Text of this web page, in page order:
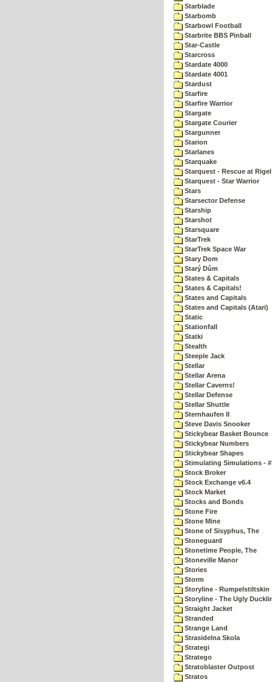
Starblade
Starbomb
Starbowl Football
Starbrite BBS Pinball
Star-Castle
Starcross
Stardate 4000
Stardate 4001
Stardust
Starfire
Starfire Warrior
Stargate
Stargate Courier
Stargunner
Starion
Starlanes
Starquake
Starquest - Rescue at Rigel
Starquest - Star Warrior
Stars
Starsector Defense
Starship
Starshot
Starsquare
StarTrek
StarTrek Space War
Stary Dom
Starý Dům
States & Capitals
States & Capitals!
States and Capitals
States and Capitals (Atari)
Static
Stationfall
Statki
Stealth
Steeple Jack
Stellar
Stellar Arena
Stellar Caverns!
Stellar Defense
Stellar Shuttle
Sternhaufen II
Steve Davis Snooker
Stickybear Basket Bounce
Stickybear Numbers
Stickybear Shapes
Stimulating Simulations -
Stock Broker
Stock Exchange v6.4
Stock Market
Stocks and Bonds
Stone Fire
Stone Mine
Stone of Sisyphus, The
Stoneguard
Stonetime People, The
Stoneville Manor
Stories
Storm
Storyline - Rumpelstiltskin
Storyline - The Ugly
Straight Jacket
Stranded
Strange Land
Strasidelna Skola
Strategi
Stratego
Stratoblaster Outpost
Stratos